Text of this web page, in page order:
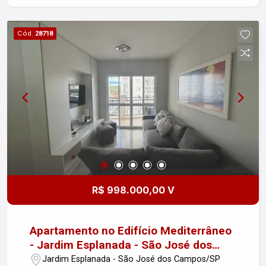
para suas comemorações - Segurança 24 horas -
Localização: Situado no coração do Jardim
Esplanada, você terá acesso fácil a diversas
opções de comércio, restaurantes e transporte
público. Aproveite esta oportunidade de viver
com conforto e praticidade em uma das regiões
mais desejadas da cidade! Entre em contato para
mais informações e agendamento de visitas.
Desfrute de um apartamento, com diversas
comodidades como: ? Portaria 24h ? Piscina ?
Sacada gourmet ? Piso Laminado ? Churrasqueira
Cód. 28718
R$ 998.000,00 V
Apartamento no Edifício Mediterrâneo
- Jardim Esplanada - São José dos
Campos
Jardim Esplanada - São José dos Campos/SP